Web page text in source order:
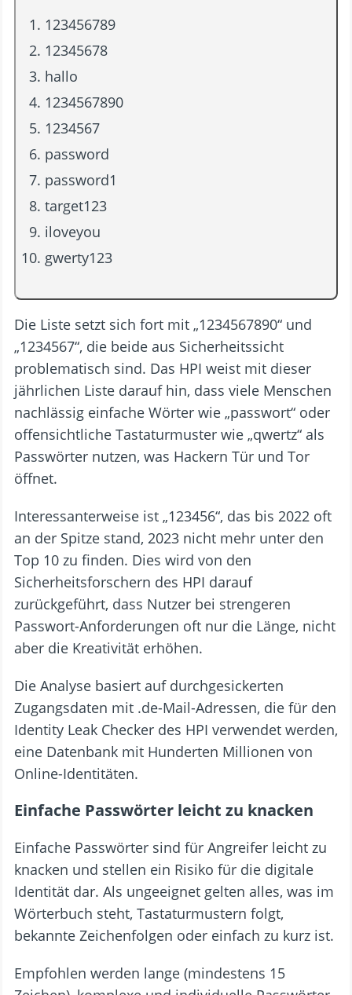
123456789
12345678
hallo
1234567890
1234567
password
password1
target123
iloveyou
gwerty123
Die Liste setzt sich fort mit „1234567890“ und
„1234567“, die beide aus Sicherheitssicht
problematisch sind. Das HPI weist mit dieser
jährlichen Liste darauf hin, dass viele Menschen
nachlässig einfache Wörter wie „passwort“ oder
offensichtliche Tastaturmuster wie „qwertz“ als
Passwörter nutzen, was Hackern Tür und Tor
öffnet.
Interessanterweise ist „123456“, das bis 2022 oft
an der Spitze stand, 2023 nicht mehr unter den
Top 10 zu finden. Dies wird von den
Sicherheitsforschern des HPI darauf
zurückgeführt, dass Nutzer bei strengeren
Passwort-Anforderungen oft nur die Länge, nicht
aber die Kreativität erhöhen.
Die Analyse basiert auf durchgesickerten
Zugangsdaten mit .de-Mail-Adressen, die für den
Identity Leak Checker des HPI verwendet werden,
eine Datenbank mit Hunderten Millionen von
Online-Identitäten.
Einfache Passwörter leicht zu knacken
Einfache Passwörter sind für Angreifer leicht zu
knacken und stellen ein Risiko für die digitale
Identität dar. Als ungeeignet gelten alles, was im
Wörterbuch steht, Tastaturmustern folgt,
bekannte Zeichenfolgen oder einfach zu kurz ist.
Empfohlen werden lange (mindestens 15